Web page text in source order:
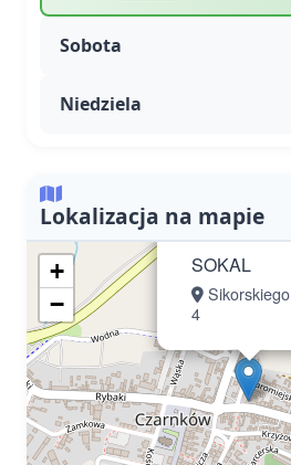
Sobota
Niedziela
Lokalizacja na mapie
SOKAL
Sikorskiego
4
+
−